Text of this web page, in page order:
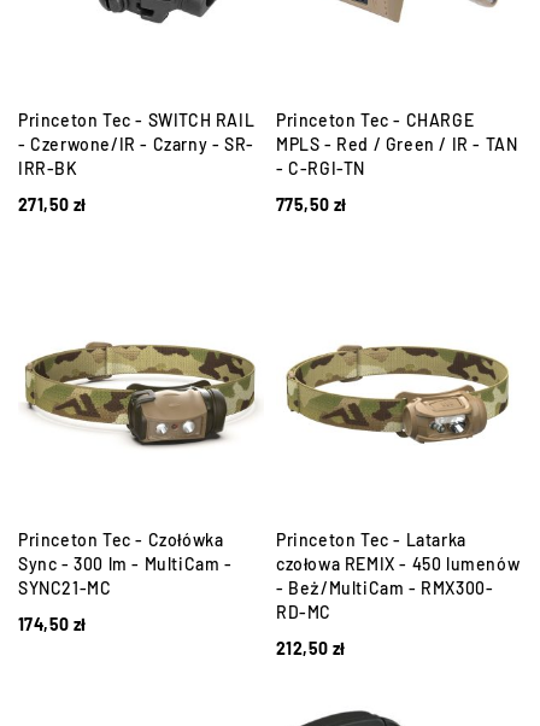
Princeton Tec - SWITCH RAIL
- Czerwone/IR - Czarny - SR-
IRR-BK
271,50 zł
Princeton Tec - CHARGE
MPLS - Red / Green / IR - TAN
- C-RGI-TN
775,50 zł
Princeton Tec - Czołówka
Sync - 300 lm - MultiCam -
SYNC21-MC
174,50 zł
Princeton Tec - Latarka
czołowa REMIX - 450 lumenów
- Beż/MultiCam - RMX300-
RD-MC
212,50 zł